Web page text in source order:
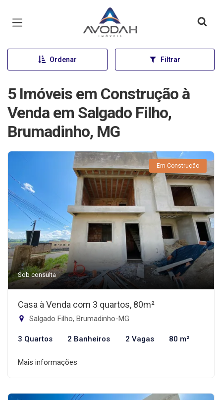
Página inicial
Ordenar Filtrar
5 Imóveis em Construção à
Venda em Salgado Filho,
Brumadinho, MG
Em Construção
Sob consulta
Casa à Venda com 3 quartos, 80m²
Salgado Filho, Brumadinho-MG
3 Quartos 2 Banheiros 2 Vagas 80 m²
Mais informações